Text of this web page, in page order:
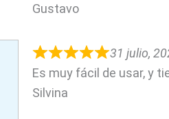
Gustavo
31 julio,
Es muy fácil de usar, y
Silvina